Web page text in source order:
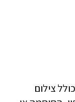
צילום